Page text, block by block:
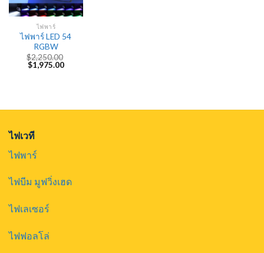
ไฟพาร์
ไฟพาร์ LED 54
RGBW
$2,250.00
Original
price
$1,975.00Current
ไฟเวที
ไฟพาร์
ไฟบีม มูฟวิ่งเฮด
ไฟเลเซอร์
ไฟฟอลโล่